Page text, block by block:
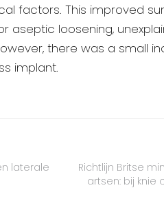
factors. This improved
aseptic loosening,
there was a small
implant.
laterale
Richtlijn Britse
artsen: bij knie